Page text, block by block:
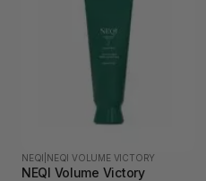
NEQI NEQI VOLUME VICTORY
NEQI Volume Victory